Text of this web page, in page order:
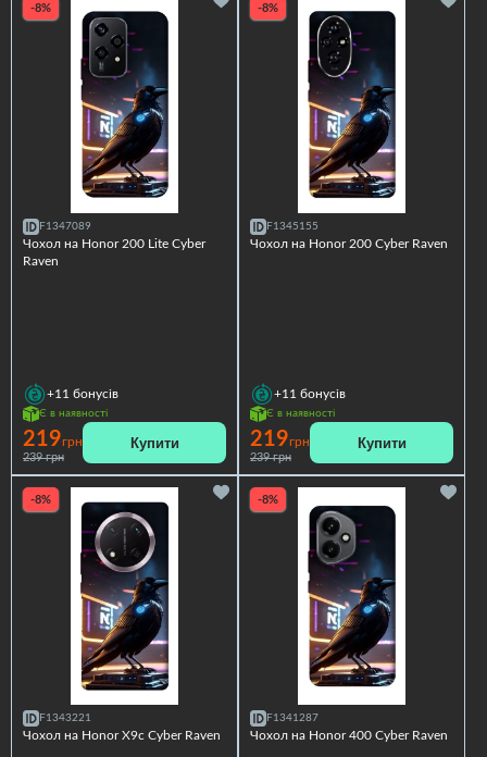
-8%
F1347089
Чохол на Honor 200 Lite Cyber
Raven
+11 бонусів
Є в наявності
219грн
239 грн
Купити
-8%
F1345155
Чохол на Honor 200 Cyber Raven
+11 бонусів
Є в наявності
219грн
239 грн
Купити
-8%
F1343221
Чохол на Honor X9c Cyber Raven
-8%
F1341287
Чохол на Honor 400 Cyber Raven